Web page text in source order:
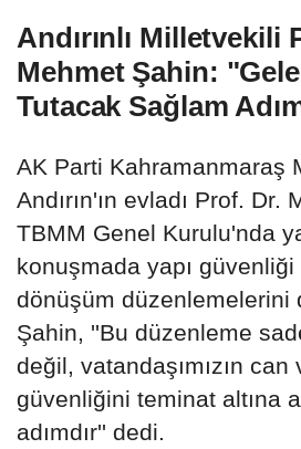
Andırınlı Milletvekili
Mehmet Şahin:
Tutacak Sağlam
AK Parti Kahramanmaraş
Andırın'ın evladı Prof. Dr.
TBMM Genel Kurulu'nda
konuşmada yapı
dönüşüm düzenlemelerini
Şahin, ''Bu düzenleme
değil, vatandaşımızın can
güvenliğini teminat altına
adımdır'' dedi.